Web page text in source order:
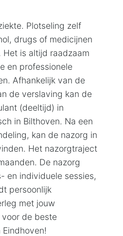
Plotseling zelf
drugs of medicijnen
Het is altijd raadzaam
en professionele
Afhankelijk van de
de verslaving kan de
(deeltijd) in
in Bilthoven. Na een
kan de nazorg in
Het nazorgtraject
De nazorg
en individuele sessies,
persoonlijk
met jouw
voor de beste
Eindhoven!